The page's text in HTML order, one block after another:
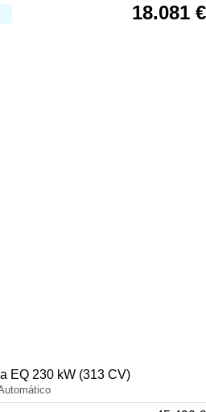
18.081 €
EQ 230 kW (313 CV)